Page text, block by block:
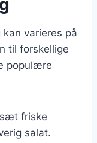
varieres på
til forskellige
populære
friske
salat.